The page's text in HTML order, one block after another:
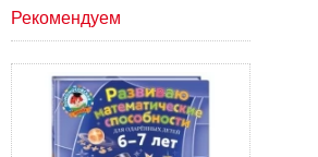
Рекомендуем